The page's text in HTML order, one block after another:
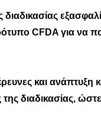
CFDA για να
και ανάπτυξη
διαδικασίας,